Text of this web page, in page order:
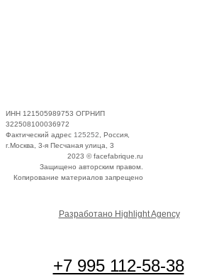
ИНН 121505989753 ОГРНИП
322508100036972
Фактический адрес 125252 , Россия,
г.Москва, 3-я Песчаная улица, 3
2023 © facefabrique.ru
Защищено авторским правом.
Копирование материалов запрещено
Разработано Highlight Agency
+7 995 112-58-38